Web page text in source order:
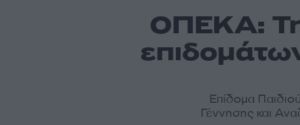
ΟΠΕΚΑ:
Επίδομα
Γέννησης και